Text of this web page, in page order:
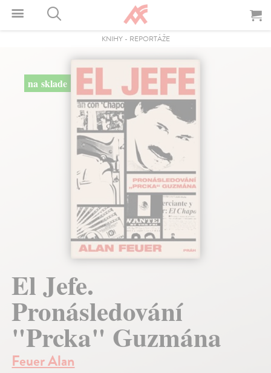
KNIHY- REPORTÁŽE
na sklade
El Jefe.
Pronásledování
"Prcka" Guzmána
Feuer Alan